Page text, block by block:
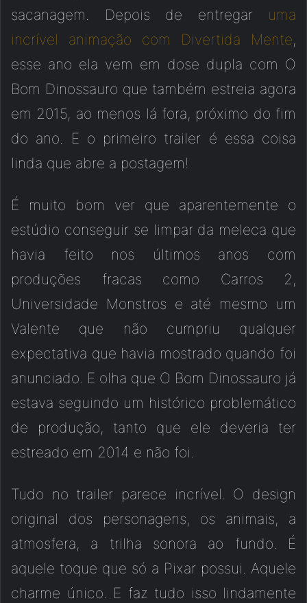
sacanagem. Depois de entregar uma
incrível animação com Divertida Mente,
esse ano ela vem em dose dupla com O
Bom Dinossauro que também estreia agora
em 2015, ao menos lá fora, próximo do fim
do ano. E o primeiro trailer é essa coisa
linda que abre a postagem!
É muito bom ver que aparentemente o
estúdio conseguir se limpar da meleca que
havia feito nos últimos anos com
produções fracas como Carros 2,
Universidade Monstros e até mesmo um
Valente que não cumpriu qualquer
expectativa que havia mostrado quando foi
anunciado. E olha que O Bom Dinossauro já
estava seguindo um histórico problemático
de produção, tanto que ele deveria ter
estreado em 2014 e não foi.
Tudo no trailer parece incrível. O design
original dos personagens, os animais, a
atmosfera, a trilha sonora ao fundo. É
aquele toque que só a Pixar possui. Aquele
charme único. E faz tudo isso lindamente